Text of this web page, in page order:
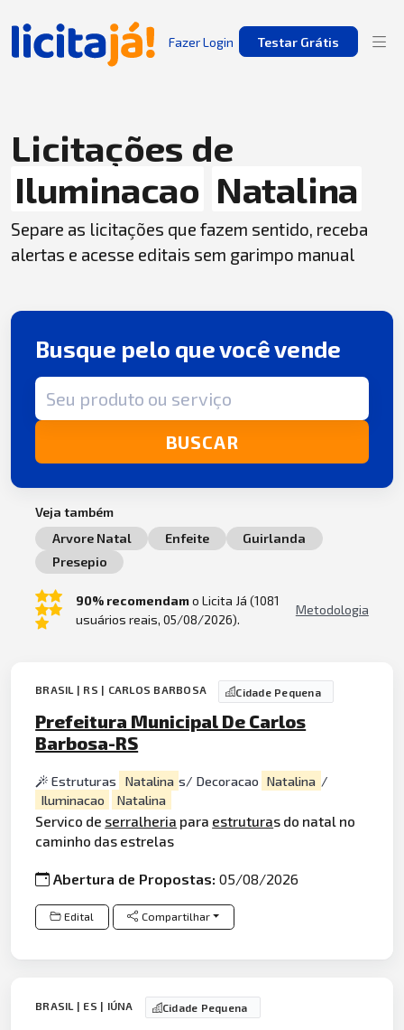
Fazer Login Testar Grátis
Licitações de
Iluminacao Natalina
Separe as licitações que fazem sentido, receba
alertas e acesse editais sem garimpo manual
Busque pelo que você vende
Termo de busca
BUSCAR
Veja também
Arvore Natal
Enfeite
Guirlanda
Presepio
90% recomendamo Licita Já (1081
usuários reais, 05/08/2026).
Metodologia
BRASIL | RS | CARLOS BARBOSA Cidade Pequena
Prefeitura Municipal De Carlos
Barbosa-RS
Estruturas Natalina s/ Decoracao Natalina /
Iluminacao
Natalina
Servico de serralheria para estruturas do natal no
caminho das estrelas
Abertura de Propostas:05/08/2026
Edital Compartilhar
BRASIL | ES | IÚNA Cidade Pequena